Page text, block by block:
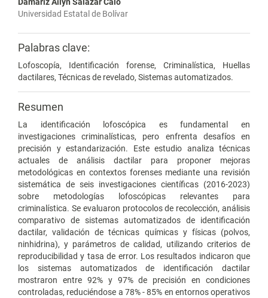
Damariz Ailyn Salazar Calo
Universidad Estatal de Bolívar
Palabras clave:
Lofoscopía, Identificación forense, Criminalística, Huellas
dactilares, Técnicas de revelado, Sistemas automatizados.
Resumen
La identificación lofoscópica es fundamental en
investigaciones criminalísticas, pero enfrenta desafíos en
precisión y estandarización. Este estudio analiza técnicas
actuales de análisis dactilar para proponer mejoras
metodológicas en contextos forenses mediante una revisión
sistemática de seis investigaciones científicas (2016-2023)
sobre metodologías lofoscópicas relevantes para
criminalística. Se evaluaron protocolos de recolección, análisis
comparativo de sistemas automatizados de identificación
dactilar, validación de técnicas químicas y físicas (polvos,
ninhidrina), y parámetros de calidad, utilizando criterios de
reproducibilidad y tasa de error. Los resultados indicaron que
los sistemas automatizados de identificación dactilar
mostraron entre 92% y 97% de precisión en condiciones
controladas, reduciéndose a 78% - 85% en entornos operativos